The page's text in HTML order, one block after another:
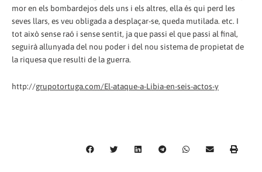
mor en els bombardejos dels uns i els altres, ella és qui perd les
seves llars, es veu obligada a desplaçar-se, queda mutilada. etc. I
tot això sense raó i sense sentit, ja que passi el que passi al final,
seguirà allunyada del nou poder i del nou sistema de propietat de
la riquesa que resulti de la guerra.
http://grupotortuga.com/El-ataque-a-Libia-en-seis-actos-y